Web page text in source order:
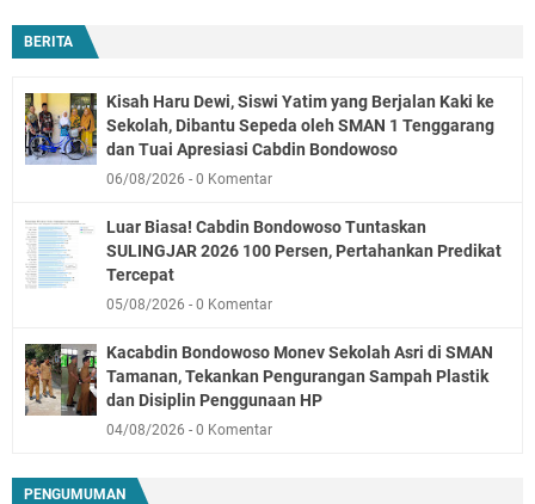
BERITA
Kisah Haru Dewi, Siswi Yatim yang Berjalan Kaki ke
Sekolah, Dibantu Sepeda oleh SMAN 1 Tenggarang
dan Tuai Apresiasi Cabdin Bondowoso
06/08/2026 0 Komentar
Luar Biasa! Cabdin Bondowoso Tuntaskan
SULINGJAR 2026 100 Persen, Pertahankan Predikat
Tercepat
05/08/2026 0 Komentar
Kacabdin Bondowoso Monev Sekolah Asri di SMAN
Tamanan, Tekankan Pengurangan Sampah Plastik
dan Disiplin Penggunaan HP
04/08/2026 0 Komentar
PENGUMUMAN